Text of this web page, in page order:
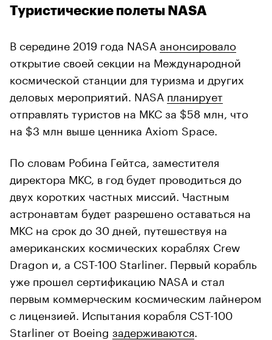
Туристические полеты NASA
В середине 2019 года NASA анонсировало
открытие своей секции на Международной
космической станции для туризма и других
деловых мероприятий. NASA планирует
отправлять туристов на МКС за $58 млн, что
на $3 млн выше ценника Axiom Space.
По словам Робина Гейтса, заместителя
директора МКС, в год будет проводиться до
двух коротких частных миссий. Частным
астронавтам будет разрешено оставаться на
МКС на срок до 30 дней, путешествуя на
американских космических кораблях Crew
Dragon и, а CST-100 Starliner. Первый корабль
уже прошел сертификацию NASA и стал
первым коммерческим космическим лайнером
с лицензией. Испытания корабля CST-100
Starliner от Boeing задерживаются